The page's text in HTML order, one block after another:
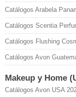
Catálogos Arabela
Catálogos Scentia
Catálogos Flushing
Catálogos Avon
Makeup y Home
Catálogos Avon USA